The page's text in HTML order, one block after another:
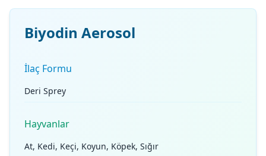
Biyodin Aerosol
İlaç Formu
Deri Sprey
Hayvanlar
At, Kedi, Keçi, Koyun, Köpek, Sığır